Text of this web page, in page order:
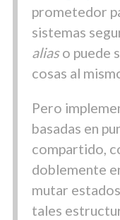
prometedor
sistemas
aliaso puede
cosas al
Pero
basadas en
compartido,
doblemente
mutar
tales